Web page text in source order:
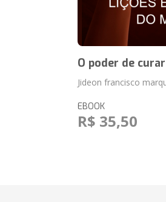
O poder de curar
Jideon francisco
EBOOK
R$ 35,50